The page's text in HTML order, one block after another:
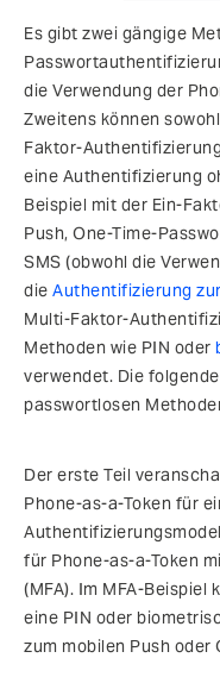
Es gibt zwei gängige
die Verwendung der
Zweitens können
Faktor-
eine Authentifizierung
Beispiel mit der Ein-
Push, One-Time-
SMS (obwohl die
die Authentifizierung
Multi-Faktor-
Methoden wie PIN oder
verwendet. Die
passwortlosen
Der erste Teil
Phone-as-a-Token für
für Phone-as-a-Token
(MFA). Im MFA-
eine PIN oder
zum mobilen Push oder